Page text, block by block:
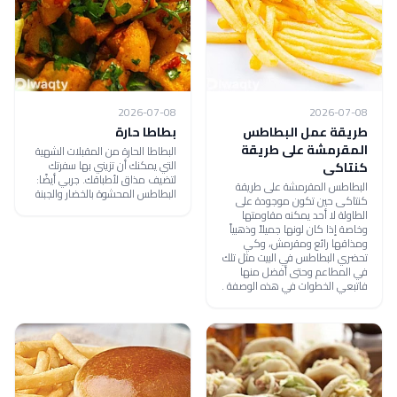
2026-07-08
طريقة عمل البطاطس
المقرمشة على طريقة
كنتاكى
البطاطس المقرمشة على طريقة
كنتاكى حين تكون موجودة على
الطاولة لا أحد يمكنه مقاومتها
وخاصة إذا كان لونها جميلاً وذهبياً
ومذاقها رائع ومقرمش، وكي
تحضري البطاطس في البيت مثل تلك
في المطاعم وحتى أفضل منها
فاتبعي الخطوات في هذه الوصفة .
2026-07-08
بطاطا حارة
البطاطا الحارة من المقبلات الشهية
التي يمكنك أن تزيني بها سفرتك
لتضيف مذاق لأطباقك. جربي أيضًا:
البطاطس المحشوة بالخضار والجبنة